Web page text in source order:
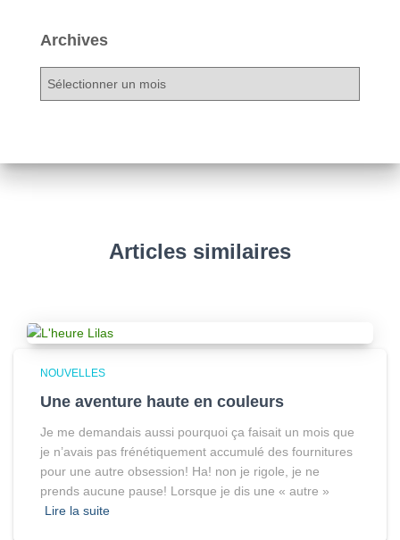
Archives
Articles similaires
NOUVELLES
Une aventure haute en couleurs
Je me demandais aussi pourquoi ça faisait un mois que
je n’avais pas frénétiquement accumulé des fournitures
pour une autre obsession! Ha! non je rigole, je ne
prends aucune pause! Lorsque je dis une « autre »
Lire la suite